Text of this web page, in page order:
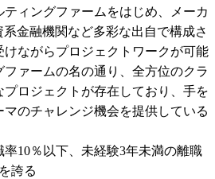
ティングファームをはじめ、メーカ
金融機関など多彩な出自で構成さ
ながらプロジェクトワークが可能
ファームの名の通り、全方位のクラ
ロジェクトが存在しており、手を
マのチャレンジ機会を提供している
率10％以下、未経験3年未満の離職
誇る